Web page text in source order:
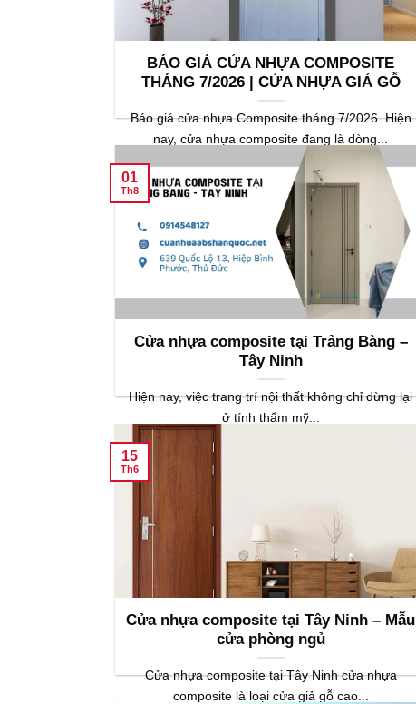
BÁO GIÁ CỬA NHỰA COMPOSITE
THÁNG 7/2026 | CỬA NHỰA GIẢ GỖ
Báo giá cửa nhựa Composite tháng 7/2026. Hiện
nay, cửa nhựa composite đang là dòng...
Cửa nhựa composite tại Trảng Bàng –
Tây Ninh
Hiện nay, việc trang trí nội thất không chỉ dừng lại
ở tính thẩm mỹ...
01
Th8
Cửa nhựa composite tại Tây Ninh – Mẫu
cửa phòng ngủ
Cửa nhựa composite tại Tây Ninh cửa nhựa
composite là loại cửa giả gỗ cao...
15
Th6